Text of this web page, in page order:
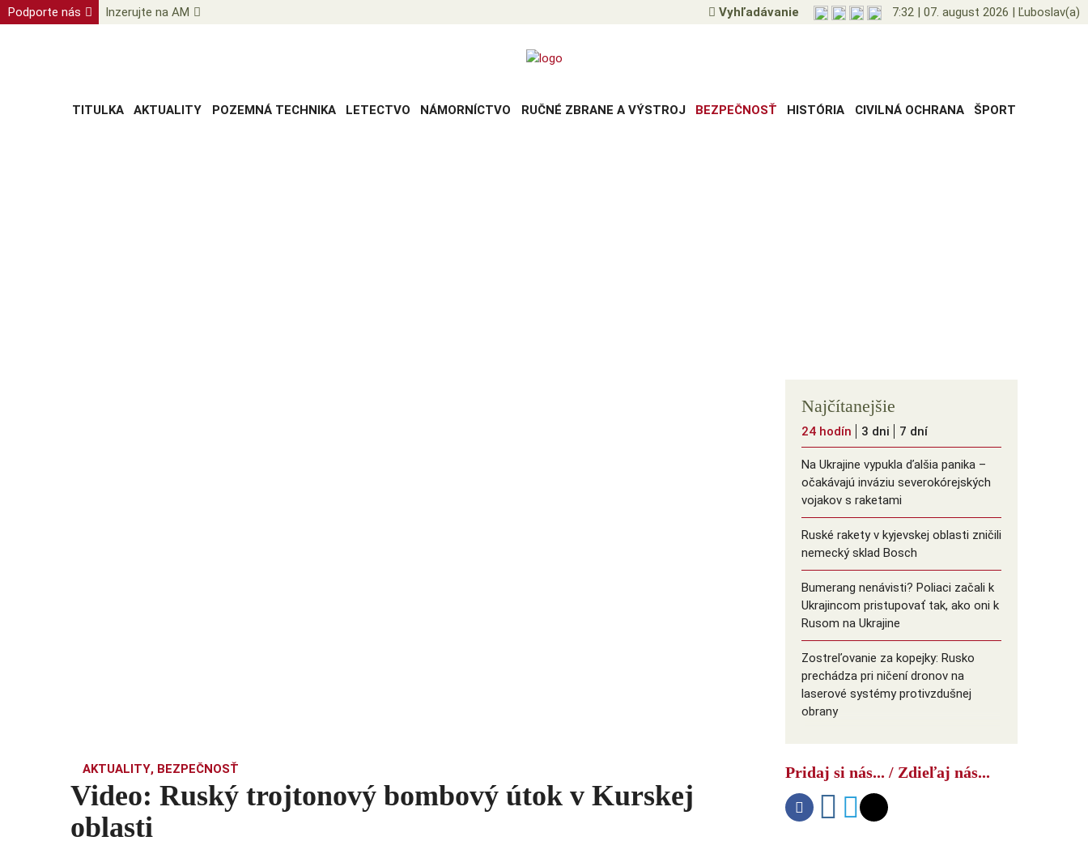
Podporte nás Inzerujte na AM Vyhľadávanie 7:32 | 07. august 2026 | Ľuboslav(a)
TITULKA AKTUALITY POZEMNÁ TECHNIKA LETECTVO NÁMORNÍCTVO RUČNÉ ZBRANE A VÝSTROJ BEZPEČNOSŤ HISTÓRIA CIVILNÁ OCHRANA ŠPORT
Najčítanejšie
24 hodín 3 dni 7 dní
Na Ukrajine vypukla ďalšia panika –
očakávajú inváziu severokórejských
vojakov s raketami
Ruské rakety v kyjevskej oblasti zničili
nemecký sklad Bosch
Bumerang nenávisti? Poliaci začali k
Ukrajincom pristupovať tak, ako oni k
Rusom na Ukrajine
Zostreľovanie za kopejky: Rusko
prechádza pri ničení dronov na
laserové systémy protivzdušnej
obrany
šokom
AKTUALITY, BEZPEČNOSŤ
Video: Ruský trojtonový bombový útok v Kurskej
oblasti
Pridaj si nás... / Zdieľaj nás...